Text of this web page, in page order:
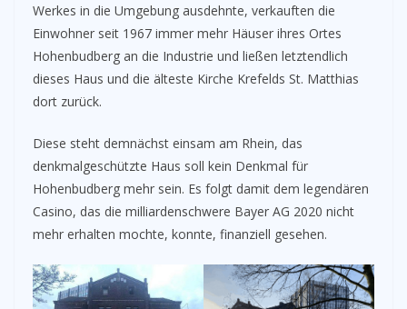
Werkes in die Umgebung ausdehnte, verkauften die
Einwohner seit 1967 immer mehr Häuser ihres Ortes
Hohenbudberg an die Industrie und ließen letztendlich
dieses Haus und die älteste Kirche Krefelds St. Matthias
dort zurück.
Diese steht demnächst einsam am Rhein, das
denkmalgeschützte Haus soll kein Denkmal für
Hohenbudberg mehr sein. Es folgt damit dem legendären
Casino, das die milliardenschwere Bayer AG 2020 nicht
mehr erhalten mochte, konnte, finanziell gesehen.